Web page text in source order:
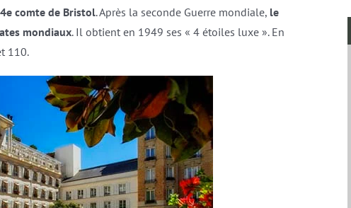
comte de Bristol. Après la seconde Guerre mondiale, le
mondiaux. Il obtient en 1949 ses « 4 étoiles luxe ». En
110.